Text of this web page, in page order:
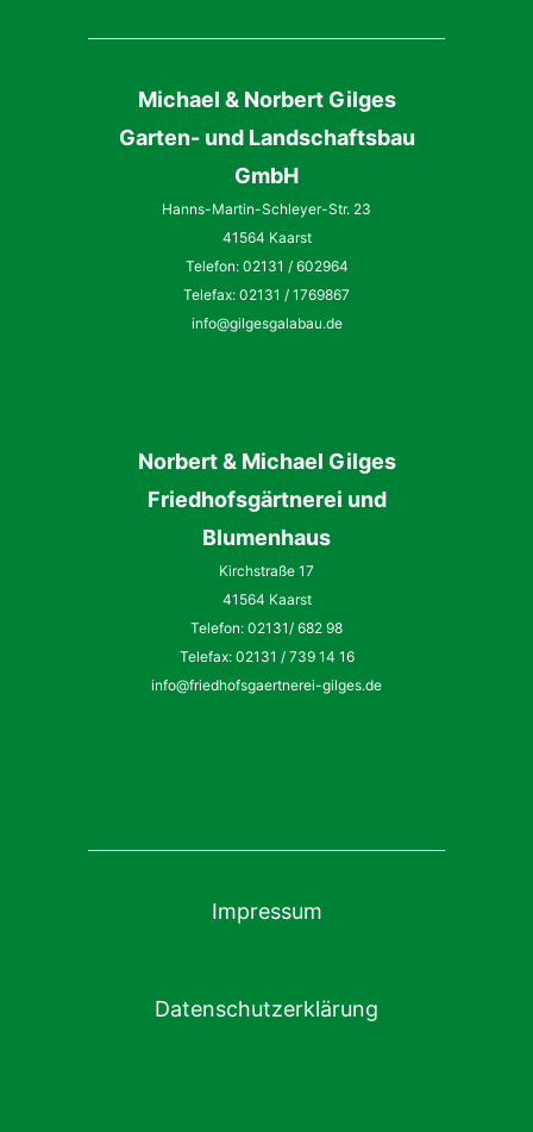
Michael & Norbert Gilges
Garten- und Landschaftsbau
GmbH
Hanns-Martin-Schleyer-Str. 23
41564 Kaarst
Telefon: 02131 / 602964
Telefax: 02131 / 1769867
info@gilgesgalabau.de
Norbert& Michael Gilges
Friedhofsgärtnerei und
Blumenhaus
Kirchstraße 17
41564 Kaarst
Telefon: 02131/ 682 98
Telefax: 02131 / 739 14 16
info@friedhofsgaertnerei-gilges.de
Impressum
Datenschutzerklärung